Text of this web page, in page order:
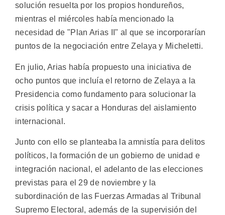
solución resuelta por los propios hondureños,
mientras el miércoles había mencionado la
necesidad de "Plan Arias II" al que se incorporarían
puntos de la negociación entre Zelaya y Micheletti.
En julio, Arias había propuesto una iniciativa de
ocho puntos que incluía el retorno de Zelaya a la
Presidencia como fundamento para solucionar la
crisis política y sacar a Honduras del aislamiento
internacional.
Junto con ello se planteaba la amnistía para delitos
políticos, la formación de un gobierno de unidad e
integración nacional, el adelanto de las elecciones
previstas para el 29 de noviembre y la
subordinación de las Fuerzas Armadas al Tribunal
Supremo Electoral, además de la supervisión del